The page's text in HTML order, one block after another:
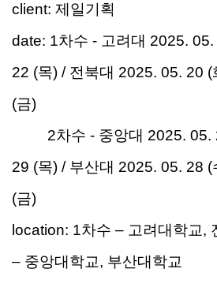
client: 제일기획
date: 1차수 - 고려대 2025. 05.
22 (목) / 전북대 2025. 05. 20 (
(금)
2차수 - 중앙대 2025. 05.
29 (목) / 부산대 2025. 05. 28 (
(금)
location: 1차수 – 고려대학교,
– 중앙대학교, 부산대학교